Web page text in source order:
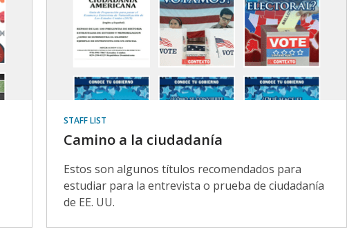
STAFF LIST
Camino a la ciudadanía
Estos son algunos títulos recomendados para
estudiar para la entrevista o prueba de ciudadanía
de EE. UU.